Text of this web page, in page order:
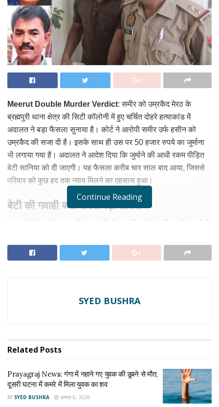
Meerut Double Murder Verdict: समीर को उम्रकैद मेरठ के
ब्रह्मपुरी थाना क्षेत्र की सिटी कॉलोनी में हुए चर्चित दोहरे हत्याकांड में
अदालत ने बड़ा फैसला सुनाया है। कोर्ट ने आरोपी समीर उर्फ हसीन को
उम्रकैद की सजा दी है। इसके साथ ही उस पर 50 हजार रुपये का जुर्माना
भी लगाया गया है। अदालत ने आदेश दिया कि जुर्माने की आधी रकम पीड़ित
बेटी सानिया को दी जाएगी। यह फैसला करीब चार साल बाद आया, जिससे
परिवार को कुछ हद तक न्याय मिलने का एहसास हुआ।
बेटी की गवाही बनी सबसे बड़ी ताकत
पर हमला करते देखा था। उसने अदालत में बताया कि समीर को पूरा परिवार
मामा कहकर बुलाता था, लेकिन उसी ने उसके मां-बाप की बेरहमी से हत्या कर
Tarun Tejpal Case: तरुण तेजपाल को बड़ा झटका, दुष्कर्म
मामले में दोषी करार, हाईकोर्ट ने पलटा ट्रायल कोर्ट का फैसला
Continue Reading
SYED BUSHRA
Related Posts
Prayagraj News: गंगा में नहाने गए युवक की डूबने से मौत,
दूसरी घटना में कमरे में मिला युवक का शव
BY SYED BUSHRA अगस्त 6, 2026